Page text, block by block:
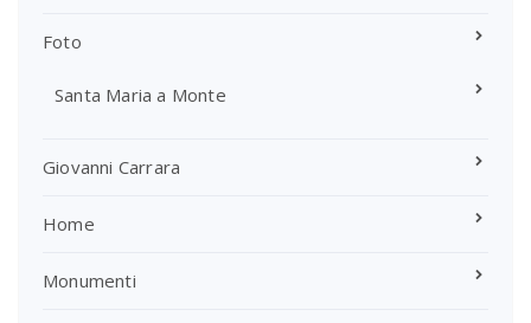
Foto
Santa Maria a Monte
Giovanni Carrara
Home
Monumenti